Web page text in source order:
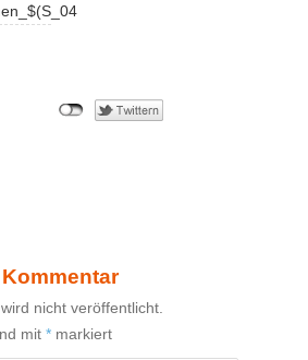
nicht veröffentlicht.
mit * markiert